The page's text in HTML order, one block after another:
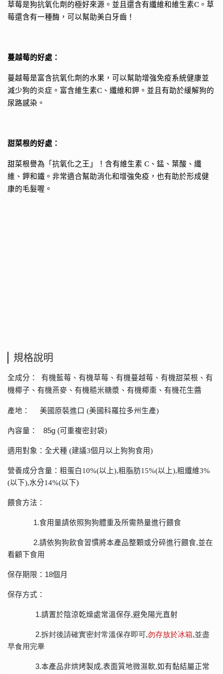
草莓是狗抗氧化劑的極好來源。並且還含有纖維和維生素C 。草
莓還含有一種酶，可以幫助美白牙齒！
蔓越莓的好處：
蔓越莓是富含抗氧化劑的水果，可以幫助增強免疫系統健康並
減少狗的炎症。富含維生素C 、纖維和鉀。並且有助於緩解狗的
尿路感染。
甜菜根的好處：
甜菜根譽為「 抗氧化之王 」 ！含有維生素 C 、錳、葉酸、纖
維、鉀和鐵。非常適合幫助消化和增強免疫，也有助於形成健
康的毛髮喔。
規格說明
全成分： 有機藍莓、有機草莓、有機蔓越莓、有機甜菜根、有
機椰子、有機燕麥、有機糙米糖漿、有機椰棗、有機花生醬
產地： 美國原裝進口 (美國科羅拉多州生產)
內容量： 85g (可重複密封袋)
適用對象： 全犬種 (建議3個月以上狗狗食用)
營養成分含量： 粗蛋白10%(以上),粗脂肪15%(以上),粗纖維3%
(以下),水分14%(以下)
餵食方法：
1.食用量請依照狗狗體重及所需熱量進行餵食
2.請依狗狗飲食習慣將本產品整顆或分碎進行餵食,並在
看顧下食用
保存期限： 18個月
保存方式：
1.請置於陰涼乾燥處常溫保存,避免陽光直射
2.拆封後請確實密封常溫保存即可,勿存放於冰箱,並盡
早食用完畢
3.本產品非烘烤製成,表面質地微濕軟,如有黏結屬正常